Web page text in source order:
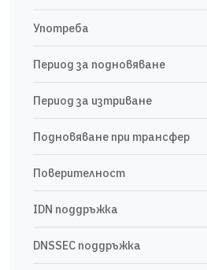
Употреба
Период за подновяване
Период за изтриване
Подновяване при трансфер
Поверителност
IDN поддръжка
DNSSEC поддръжка